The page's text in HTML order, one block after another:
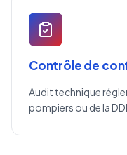
Contrôle de
Audit technique
pompiers ou de la